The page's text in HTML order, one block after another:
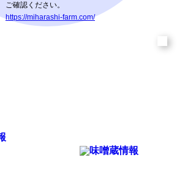
ご確認ください。
https://miharashi-farm.com/